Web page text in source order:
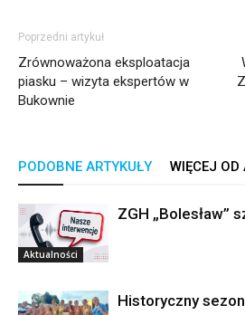
Poprzedni artykuł
Zrównoważona eksploatacja
piasku – wizyta ekspertów w
Bukownie
PODOBNE ARTYKUŁY WIĘCEJ OD
Aktualności
ZGH „Bolesław”
Historyczny